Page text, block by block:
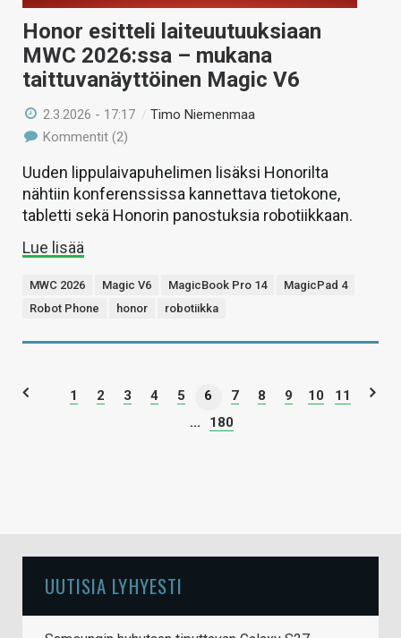
Honor esitteli laiteuutuuksiaan
MWC 2026:ssa – mukana
taittuvanäyttöinen Magic V6
2.3.2026 - 17:17 /Timo Niemenmaa
Kommentit (2)
Uuden lippulaivapuhelimen lisäksi Honorilta
nähtiin konferenssissa kannettava tietokone,
tabletti sekä Honorin panostuksia robotiikkaan.
Lue lisää
MWC 2026 Magic V6 MagicBook Pro 14
MagicPad 4
Robot Phone
honor robotiikka
1 2 3 4 5 6 7 8 9 10
11
...
180
UUTISIA LYHYESTI